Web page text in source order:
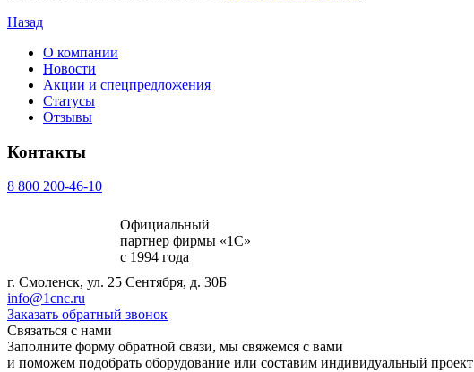
Назад
О компании
Новости
Акции и спецпредложения
Статусы
Отзывы
Контакты
8 800 200-46-10
Официальный
партнер фирмы «1С»
с 1994 года
г. Смоленск, ул. 25 Сентября, д. 30Б
info@1cnc.ru
Заказать обратный звонок
Связаться с нами
Заполните форму обратной связи, мы свяжемся с вами
и поможем подобрать оборудование или составим индивидуальный проект